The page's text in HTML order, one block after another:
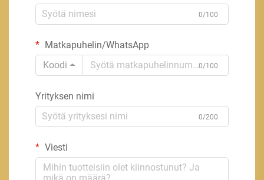
0/100
Matkapuhelin/WhatsApp
Koodi
0/100
Yrityksen nimi
0/200
Viesti